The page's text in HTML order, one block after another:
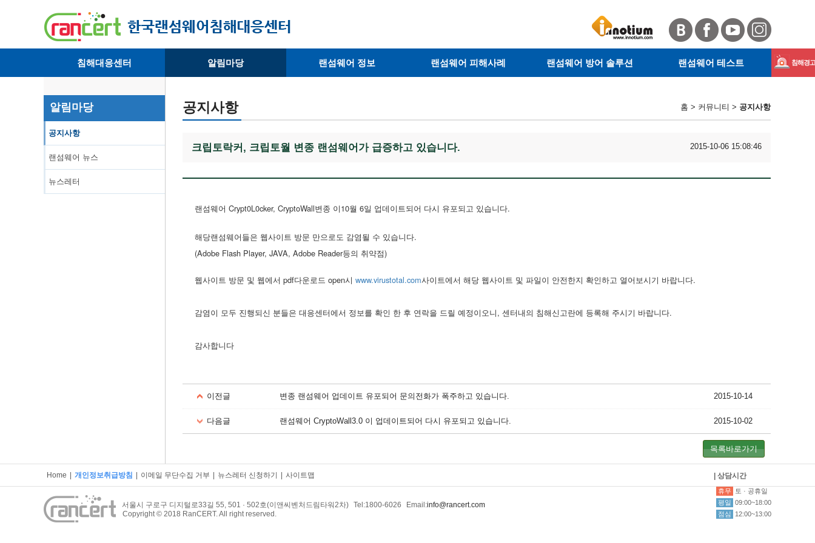
침해경
침해대응센터
· 침해피해신고
· 개인정보취급방침
알림마당
· 뉴스레터
랜섬웨어 정보 랜섬웨어 피해사례 랜섬웨어 방어 솔루션 랜섬웨어 테스트
· RanSim 설치 안내
알림마당
공지사항
랜섬웨어 뉴스
뉴스레터
홈 > 커뮤니티 > 공지사항
공지사항
크립토락커, 크립토월 변종 랜섬웨어가 급증하고 있습니다. 2015-10-06 15:08:46
랜섬웨어 Crypt0L0cker, CryptoWall변종 이10월 6일 업데이트되어 다시 유포되고 있습니다.
해당랜섬웨어들은 웹사이트 방문 만으로도 감염될 수 있습니다.
(Adobe Flash Player, JAVA, Adobe Reader등의 취약점)
웹사이트 방문 및 웹에서 pdf다운로드 open시 www.virustotal.com사이트에서 해당 웹사이트 및 파일이 안전한지 확인하고 열어보시기 바랍니다.
감염이 모두 진행되신 분들은 대응센터에서 정보를 확인 한 후 연락을 드릴 예정이오니, 센터내의 침해신고란에 등록해 주시기 바랍니다.
감사합니다​
이전글 변종 랜섬웨어 업데이트 유포되어 문의전화가 폭주하고 있습니다. 2015-10-14
다음글 랜섬웨어 CryptoWall3.0 이 업데이트되어 다시 유포되고 있습니다. 2015-10-02
목록바로가기
Home 개인정보취급방침 이메일 무단수집 거부 뉴스레터 신청하기 사이트맵
서울시 구로구 디지털로33길 55, 501 · 502호(이앤씨벤처드림타워2차) Tel:1800-6026 Email:info@rancert.com
Copyright © 2018 RanCERT. All right reserved.
| 상담시간
휴무
토 · 공휴일
평일 09:00~18:00
점심
12:00~13:00